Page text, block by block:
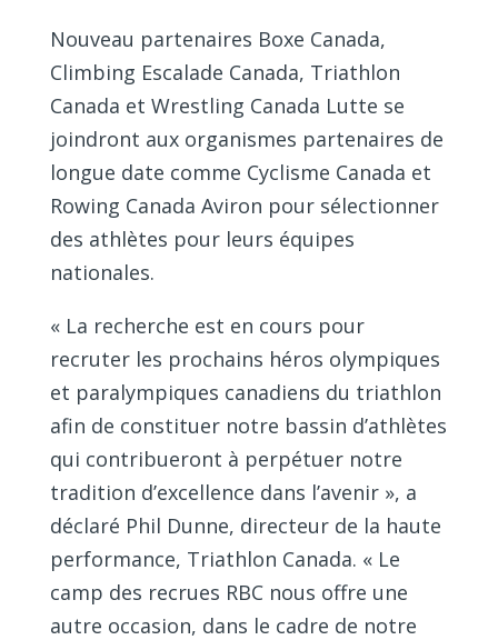
Nouveau partenaires Boxe Canada,
Climbing Escalade Canada, Triathlon
Canada et Wrestling Canada Lutte se
joindront aux organismes partenaires de
longue date comme Cyclisme Canada et
Rowing Canada Aviron pour sélectionner
des athlètes pour leurs équipes
nationales.
« La recherche est en cours pour
recruter les prochains héros olympiques
et paralympiques canadiens du triathlon
afin de constituer notre bassin d’athlètes
qui contribueront à perpétuer notre
tradition d’excellence dans l’avenir », a
déclaré Phil Dunne, directeur de la haute
performance, Triathlon Canada. « Le
camp des recrues RBC nous offre une
autre occasion, dans le cadre de notre